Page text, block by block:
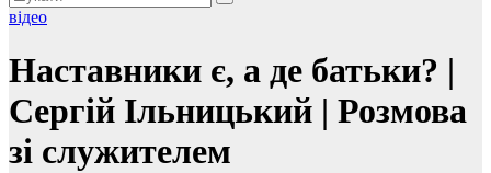
відео
Наставники є, а де батьки? |
Сергій Ільницький | Розмова
зі служителем